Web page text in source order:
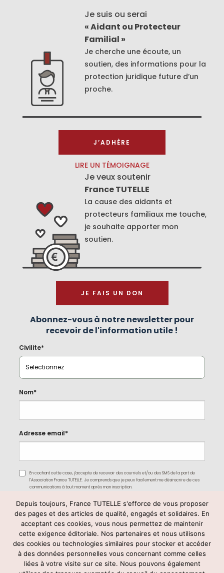
Je suis ou serai
« Aidant ou Protecteur
Familial »
Je cherche une écoute, un
soutien, des informations pour la
protection juridique future d’un
proche.
J’ADHÈRE
LIRE UN TÉMOIGNAGE
Je veux soutenir
France TUTELLE
La cause des aidants et
protecteurs familiaux me touche,
je souhaite apporter mon
soutien.
JE FAIS UN DON
Abonnez-vous à notre newsletter pour
recevoir de l'information utile !
Civilite*
Nom*
Adresse email*
En cochant cette case, j'accepte de recevoir des courriels et/ou des SMS de la part de
l'Association France TUTELLE. Je comprends que je peux facilement me désinscrire de ces
communications à tout moment après mon inscription.
Depuis toujours, France TUTELLE s'efforce de vous proposer
des pages et des articles de qualité, engagés et solidaires. En
acceptant ces cookies, vous nous permettez de maintenir
cette exigence éditoriale. Nos partenaires et nous utilisons
des cookies ou technologies similaires pour stocker et accéder
à des données personnelles vous concernant comme celles
liées à votre visite sur ce site. Nous pouvons également